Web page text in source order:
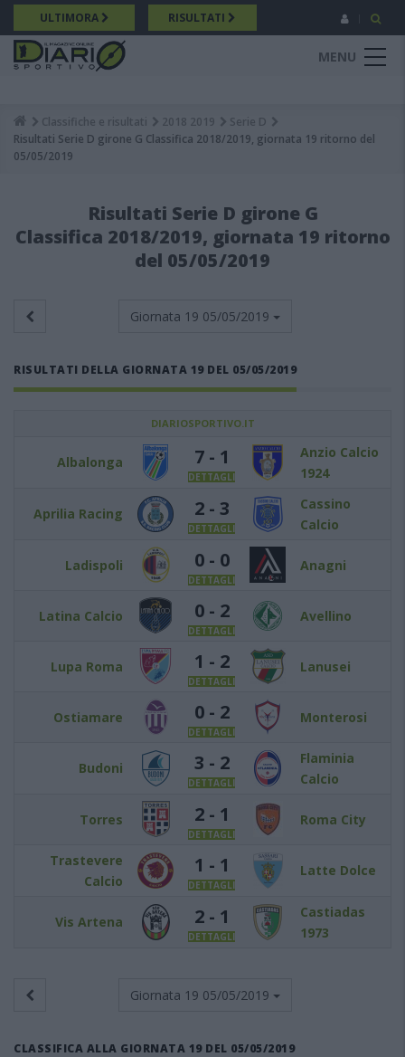
Salta
al
contenuto
principale
ULTIMORA RISULTATI
MENU
Breadcrumb
Classifiche e risultati 2018 2019
Serie D
Risultati Serie D girone G Classifica 2018/2019, giornata 19 ritorno del
05/05/2019
Risultati Serie D girone G
Classifica 2018/2019, giornata 19 ritorno
del 05/05/2019
Giornata 19 05/05/2019
RISULTATI DELLA GIORNATA 19 DEL 05/05/2019
DIARIOSPORTIVO.IT
Albalonga 7 - 1
DETTAGLI
Anzio Calcio
1924
Aprilia Racing 2 - 3
DETTAGLI
Cassino
Calcio
Ladispoli 0 - 0
DETTAGLI
Anagni
Latina Calcio 0 - 2
DETTAGLI
Avellino
Lupa Roma 1 - 2
DETTAGLI
Lanusei
Ostiamare 0 - 2
DETTAGLI
Monterosi
Budoni 3 - 2
DETTAGLI
Flaminia
Calcio
Torres 2 - 1
DETTAGLI
Roma City
Trastevere
Calcio
1 - 1
DETTAGLI
Latte Dolce
Vis Artena 2 - 1
DETTAGLI
Castiadas
1973
Giornata 19 05/05/2019
CLASSIFICA ALLA GIORNATA 19 DEL 05/05/2019